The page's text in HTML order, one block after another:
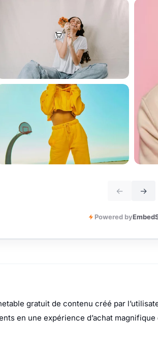
gratuit de contenu créé par
en une expérience d’achat